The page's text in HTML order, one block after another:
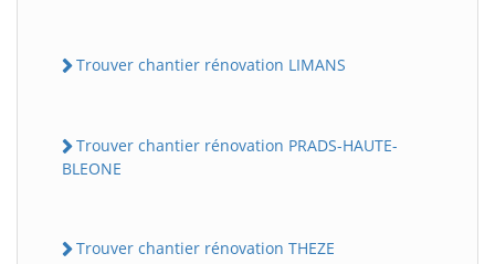
Trouver chantier rénovation LIMANS
Trouver chantier rénovation PRADS-HAUTE-
BLEONE
Trouver chantier rénovation THEZE